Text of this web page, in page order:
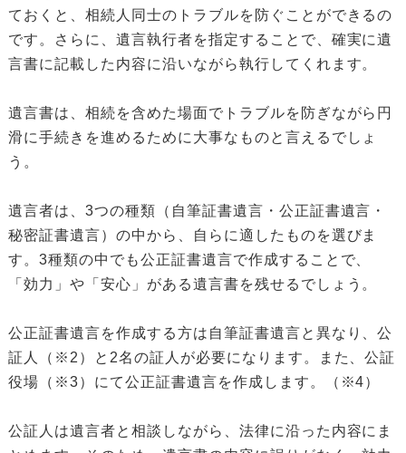
ておくと、相続人同士のトラブルを防ぐことができるの
です。さらに、遺言執行者を指定することで、確実に遺
言書に記載した内容に沿いながら執行してくれます。
遺言書は、相続を含めた場面でトラブルを防ぎながら円
滑に手続きを進めるために大事なものと言えるでしょ
う。
遺言者は、3つの種類（自筆証書遺言・公正証書遺言・
秘密証書遺言）の中から、自らに適したものを選びま
す。3種類の中でも公正証書遺言で作成することで、
「効力」や「安心」がある遺言書を残せるでしょう。
公正証書遺言を作成する方は自筆証書遺言と異なり、公
証人（※2）と2名の証人が必要になります。また、公証
役場（※3）にて公正証書遺言を作成します。（※4）
公証人は遺言者と相談しながら、法律に沿った内容にま